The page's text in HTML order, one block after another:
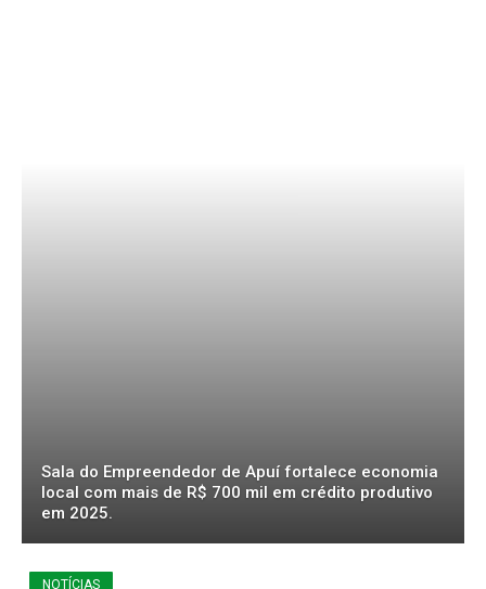
Sala do Empreendedor de Apuí fortalece economia
local com mais de R$ 700 mil em crédito produtivo
em 2025.
NOTÍCIAS